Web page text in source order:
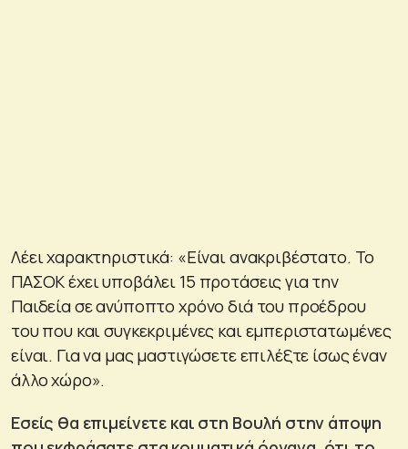
Λέει χαρακτηριστικά: «Είναι ανακριβέστατο. Το
ΠΑΣΟΚ έχει υποβάλει 15 προτάσεις για την
Παιδεία σε ανύποπτο χρόνο διά του προέδρου
του που και συγκεκριμένες και εμπεριστατωμένες
είναι. Για να μας μαστιγώσετε επιλέξτε ίσως έναν
άλλο χώρο».
Εσείς θα επιμείνετε και στη Βουλή στην άποψη